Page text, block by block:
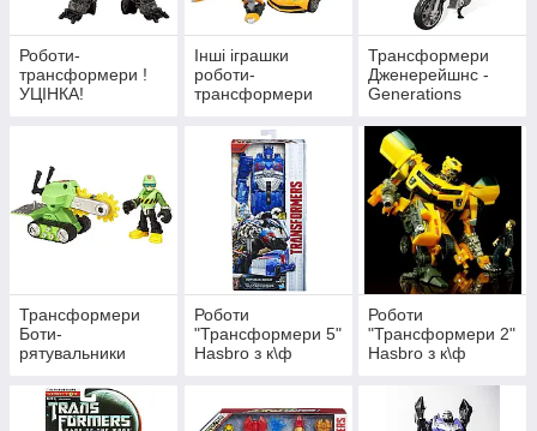
Роботи-
трансформери !
УЦІНКА!
Інші іграшки
роботи-
трансформери
Трансформери
Дженерейшнс -
Generations
Трансформери
Боти-
рятувальники
bots
Роботи
"Трансформери 5"
Hasbro з к\ф
Роботи
"Трансформери 2"
Hasbro з к\ф
Занепалих" (TF2)